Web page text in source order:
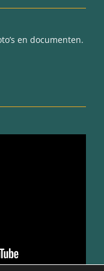
en documenten.